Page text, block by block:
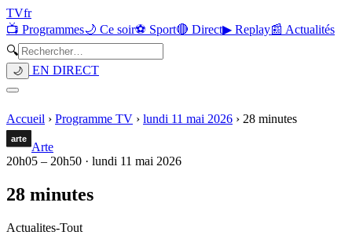
TVfr
📺 Programmes🌙 Ce soir⚽ Sport🔴 Direct▶ Replay📰 Actualités
🔍
🌙 EN DIRECT
Accueil › Programme TV › lundi 11 mai 2026 › 28 minutes
Arte
20h05 – 20h50 · lundi 11 mai 2026
28 minutes
Actualites-Tout